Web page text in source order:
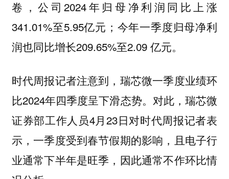
卷，公司2024年归母净利润同比上涨
341.01%至5.95亿元；今年一季度归母净利
润也同比增长209.65%至2.09 亿元。
时代周报记者注意到，瑞芯微一季度业绩环
比2024年四季度呈下滑态势。对此，瑞芯微
证券部工作人员4月23日对时代周报记者表
示，一季度受到春节假期的影响，且电子行
业通常下半年是旺季，因此通常不作环比情